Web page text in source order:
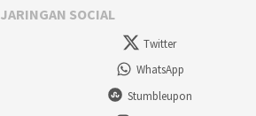
JARINGAN SOCIAL
Twitter
WhatsApp
Stumbleupon